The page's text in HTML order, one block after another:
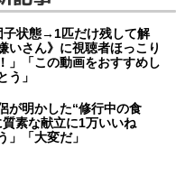
子状態→1匹だけ残して解
さん》に視聴者ほっこり
」「この動画をおすすめし
う」
が明かした“修行中の食
素な献立に1万いいね
」「大変だ」